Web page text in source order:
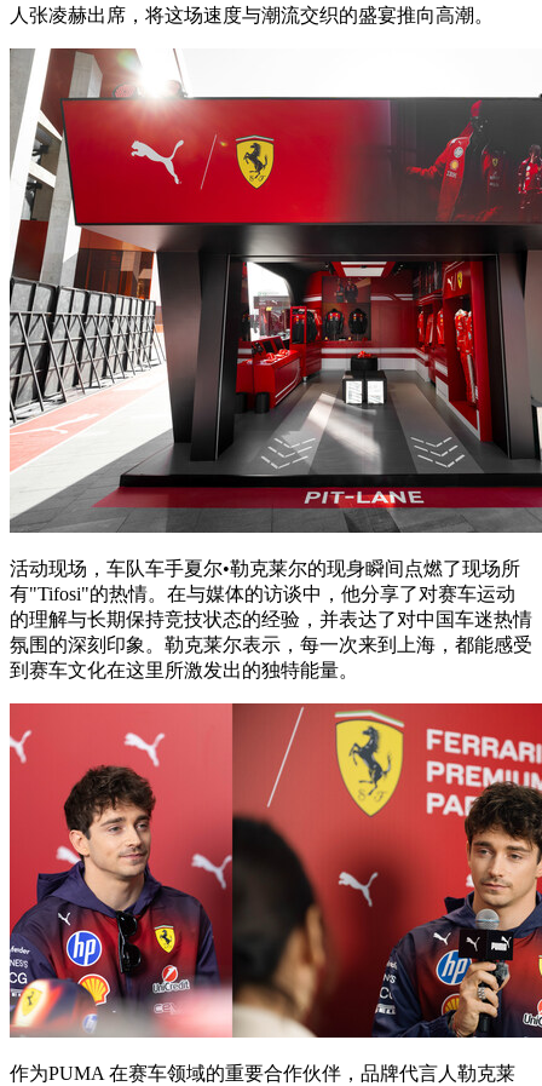
人张凌赫出席，将这场速度与潮流交织的盛宴推向高潮。
活动现场，车队车手夏尔•勒克莱尔的现身瞬间点燃了现场所
有"Tifosi"的热情。在与媒体的访谈中，他分享了对赛车运动
的理解与长期保持竞技状态的经验，并表达了对中国车迷热情
氛围的深刻印象。勒克莱尔表示，每一次来到上海，都能感受
到赛车文化在这里所激发出的独特能量。
作为PUMA 在赛车领域的重要合作伙伴，品牌代言人勒克莱